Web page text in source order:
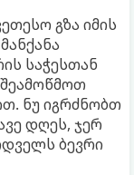
გზა იმის
საჭესთან
ნუ იგრძნობთ
დღეს, ჯერ
ბევრი